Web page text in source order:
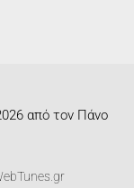
από τον Πάνο